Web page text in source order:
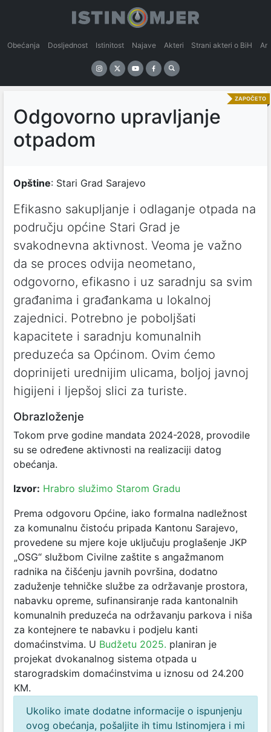
Obećanja Dosljednost Istinitost Najave Akteri Strani akteri o BiH
ZAPOČETO
Odgovorno upravljanje
otpadom
Opštine: Stari Grad Sarajevo
Efikasno sakupljanje i odlaganje otpada na
području općine Stari Grad je
svakodnevna aktivnost. Veoma je važno
da se proces odvija neometano,
odgovorno, efikasno i uz saradnju sa svim
građanima i građankama u lokalnoj
zajednici. Potrebno je poboljšati
kapacitete i saradnju komunalnih
preduzeća sa Općinom. Ovim ćemo
doprinijeti urednijim ulicama, boljoj javnoj
higijeni i ljepšoj slici za turiste.
Obrazloženje
Tokom prve godine mandata 2024-2028, provodile
su se određene aktivnosti na realizaciji datog
obećanja.
Izvor: Hrabro služimo Starom Gradu
Prema odgovoru Općine, iako formalna nadležnost
za komunalnu čistoću pripada Kantonu Sarajevo,
provedene su mjere koje uključuju proglašenje JKP
„OSG“ službom Civilne zaštite s angažmanom
radnika na čišćenju javnih površina, dodatno
zaduženje tehničke službe za održavanje prostora,
nabavku opreme, sufinansiranje rada kantonalnih
komunalnih preduzeća na održavanju parkova i niša
za kontejnere te nabavku i podjelu kanti
domaćinstvima. U Budžetu 2025. planiran je
projekat dvokanalnog sistema otpada u
starogradskim domaćinstvima u iznosu od 24.200
KM.
Ukoliko imate dodatne informacije o ispunjenju
ovog obećanja, pošaljite ih timu Istinomjera i mi